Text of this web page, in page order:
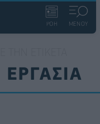
ΡΟΗ ΜΕΝΟΥ